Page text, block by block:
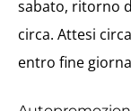
sabato, ritorno
circa. Attesi circa
entro fine